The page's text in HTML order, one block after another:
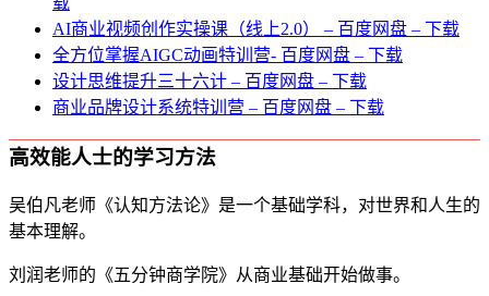
AI商业视频创作实操课（线上2.0） – 百度网盘 – 下载
全方位掌握AIGC动画特训营- 百度网盘 – 下载
设计思维提升三十六计 – 百度网盘 – 下载
商业品牌设计系统特训营 – 百度网盘 – 下载
高效能人士的学习方法
吴伯凡老师《认知方法论》是一个基础学科，对世界和人生的
基本理解。
刘润老师的《五分钟商学院》从商业基础开始做事。